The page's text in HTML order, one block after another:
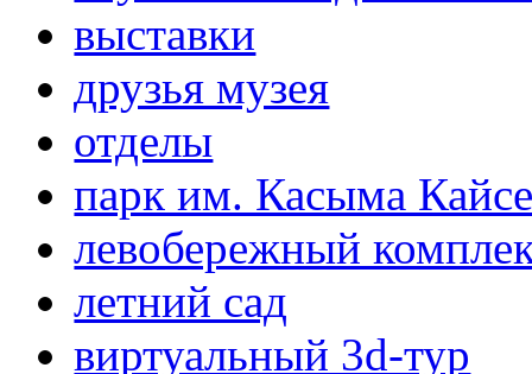
выставки
друзья музея
отделы
парк им. Касыма
левобережный
летний сад
виртуальный 3d-тур